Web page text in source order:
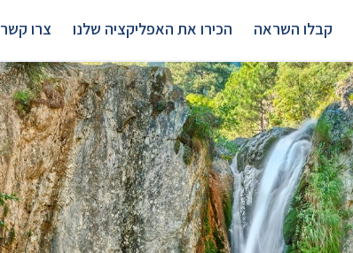
קבלו השראה הכירו את האפליקציה שלנו צרו קשר